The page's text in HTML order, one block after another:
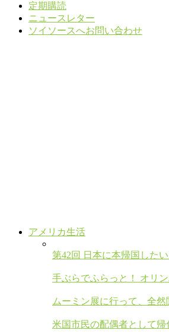
定期購読
ニュースレター
ソイソースへお問い合わせ
アメリカ生活
第42回 日本に本帰国した
手ぶらでふらっと！ オリ
ムーミン展に行って、全
米国市民の配偶者として